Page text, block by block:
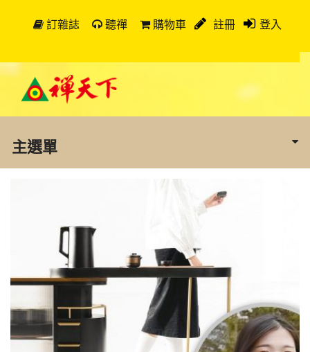
訂雜誌 聽禪 購物車 註冊 登入
主選單